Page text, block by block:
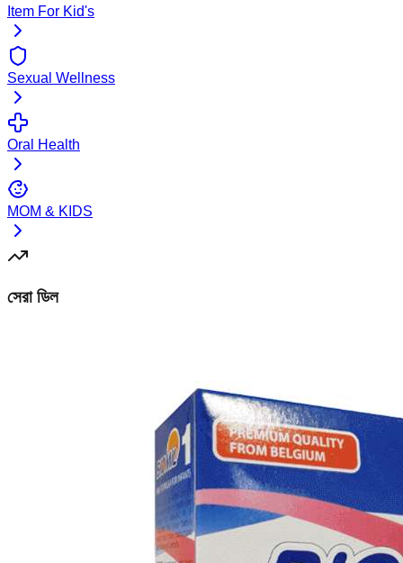
Item For Kid's
Sexual Wellness
Oral Health
MOM & KIDS
সেরা ডিল